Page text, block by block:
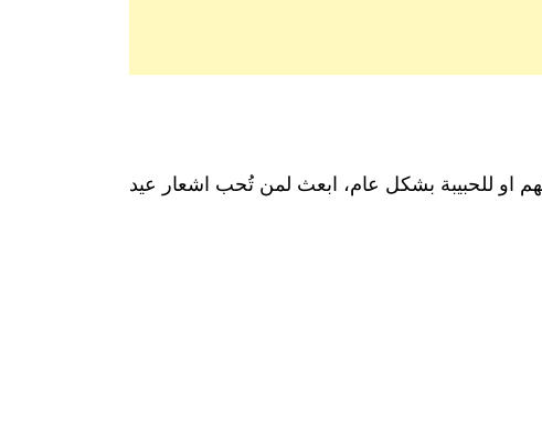
او للحبيبة بشكل عام، ابعث لمن تُحب اشعار عيد